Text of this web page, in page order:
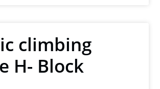
climbing
H- Block